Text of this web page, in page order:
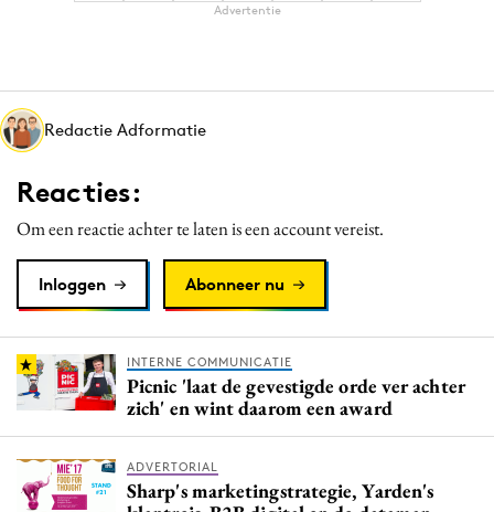
Influencer marketing
Interne communicatie
Media
Merkstrategie
PR
Programmatic
Reputatie & crisis
Advertentie
Redactie Adformatie
Reacties:
Om een reactie achter te laten is een account vereist.
Inloggen Abonneer nu
INTERNE COMMUNICATIE
Picnic 'laat de gevestigde orde ver achter
zich' en wint daarom een award
ADVERTORIAL
Sharp's marketingstrategie, Yarden's